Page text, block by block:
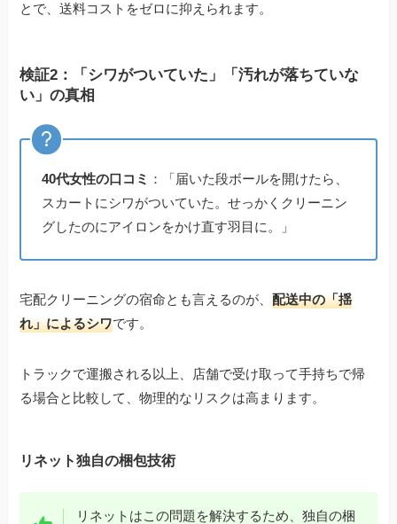
とで、送料コストをゼロに抑えられます。
検証2：「シワがついていた」「汚れが落ちていな
い」の真相
40代女性の口コミ ：「届いた段ボールを開けたら、
スカートにシワがついていた。せっかくクリーニン
グしたのにアイロンをかけ直す羽目に。」
宅配クリーニングの宿命とも言えるのが、配送中の「揺
れ」によるシワです。
トラックで運搬される以上、店舗で受け取って手持ちで帰
る場合と比較して、物理的なリスクは高まります。
リネット独自の梱包技術
リネットはこの問題を解決するため、独自の梱